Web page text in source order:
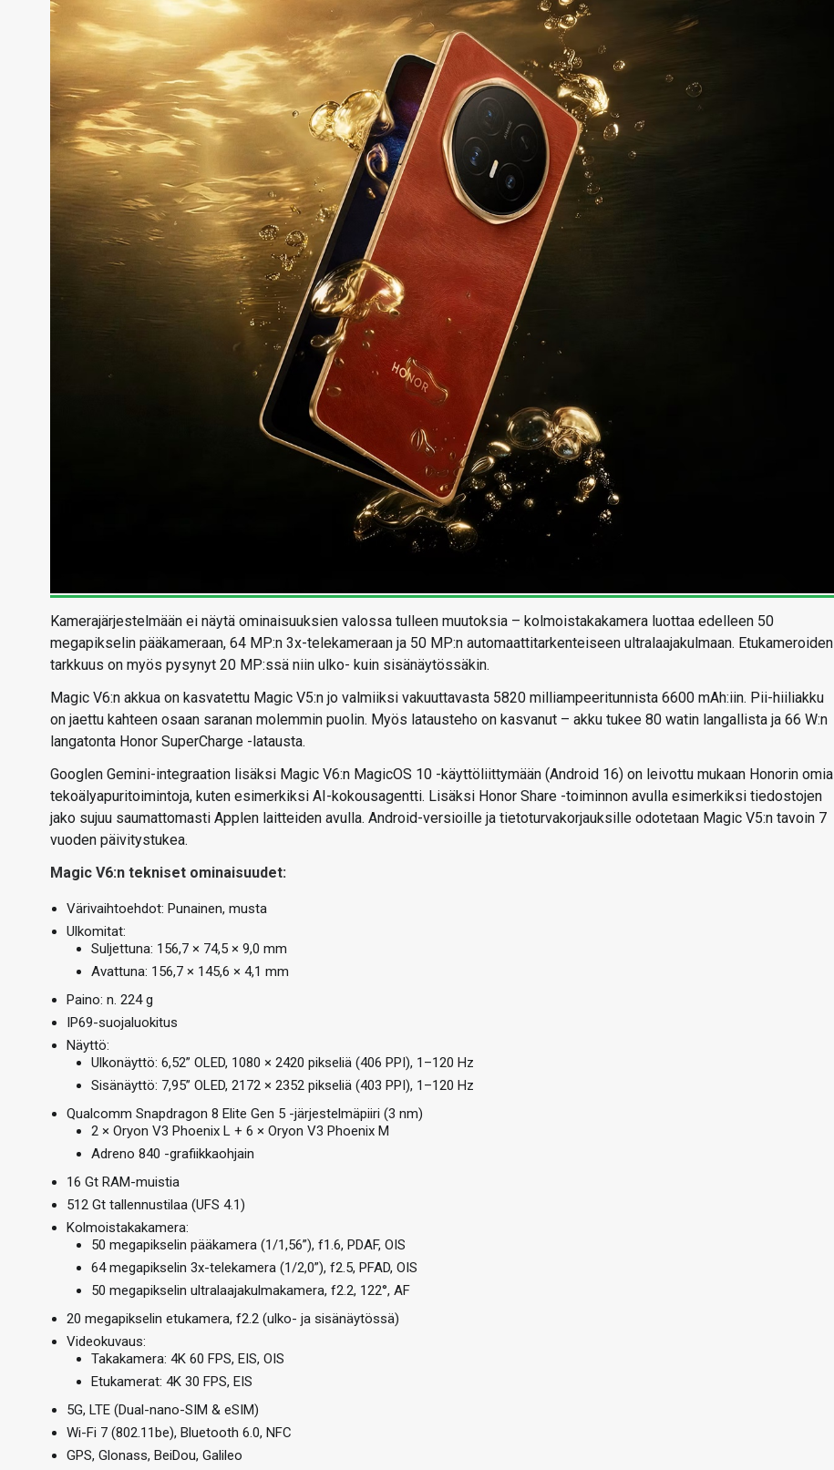
Kamerajärjestelmään ei näytä ominaisuuksien valossa tulleen muutoksia – kolmoistakakamera luottaa edelleen 50
megapikselin pääkameraan, 64 MP:n 3x-telekameraan ja 50 MP:n automaattitarkenteiseen ultralaajakulmaan. Etukameroiden
tarkkuus on myös pysynyt 20 MP:ssä niin ulko- kuin sisänäytössäkin.
Magic V6:n akkua on kasvatettu Magic V5:n jo valmiiksi vakuuttavasta 5820 milliampeeritunnista 6600 mAh:iin. Pii-hiiliakku
on jaettu kahteen osaan saranan molemmin puolin. Myös latausteho on kasvanut – akku tukee 80 watin langallista ja 66 W:n
langatonta Honor SuperCharge -latausta.
Googlen Gemini-integraation lisäksi Magic V6:n MagicOS 10 -käyttöliittymään (Android 16) on leivottu mukaan Honorin omia
tekoälyapuritoimintoja, kuten esimerkiksi AI-kokousagentti. Lisäksi Honor Share -toiminnon avulla esimerkiksi tiedostojen
jako sujuu saumattomasti Applen laitteiden avulla. Android-versioille ja tietoturvakorjauksille odotetaan Magic V5:n tavoin 7
vuoden päivitystukea.
Magic V6:n tekniset ominaisuudet:
Värivaihtoehdot: Punainen, musta
Ulkomitat:
Suljettuna: 156,7 × 74,5 × 9,0 mm
Avattuna: 156,7 × 145,6 × 4,1 mm
Paino: n. 224 g
IP69-suojaluokitus
Näyttö:
Ulkonäyttö: 6,52” OLED, 1080 × 2420 pikseliä (406 PPI), 1–120 Hz
Sisänäyttö: 7,95” OLED, 2172 × 2352 pikseliä (403 PPI), 1–120 Hz
Qualcomm Snapdragon 8 Elite Gen 5 -järjestelmäpiiri (3 nm)
2 × Oryon V3 Phoenix L + 6 × Oryon V3 Phoenix M
Adreno 840 -grafiikkaohjain
16 Gt RAM-muistia
512 Gt tallennustilaa (UFS 4.1)
Kolmoistakakamera:
50 megapikselin pääkamera (1/1,56”), f1.6, PDAF, OIS
64 megapikselin 3x-telekamera (1/2,0”), f2.5, PFAD, OIS
50 megapikselin ultralaajakulmakamera, f2.2, 122°, AF
20 megapikselin etukamera, f2.2 (ulko- ja sisänäytössä)
Videokuvaus:
Takakamera: 4K 60 FPS, EIS, OIS
Etukamerat: 4K 30 FPS, EIS
5G, LTE (Dual-nano-SIM & eSIM)
Wi-Fi 7 (802.11be), Bluetooth 6.0, NFC
GPS, Glonass, BeiDou, Galileo